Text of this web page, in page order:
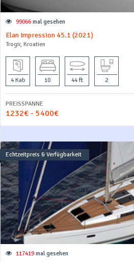
99066 mal gesehen
Elan Impression 45.1 (2021)
Trogir, Kroatien
4 Kab 10 44 ft 2
PREISSPANNE
1232€ - 5400€
Echtzeitpreis & Verfügbarkeit
117419 mal gesehen